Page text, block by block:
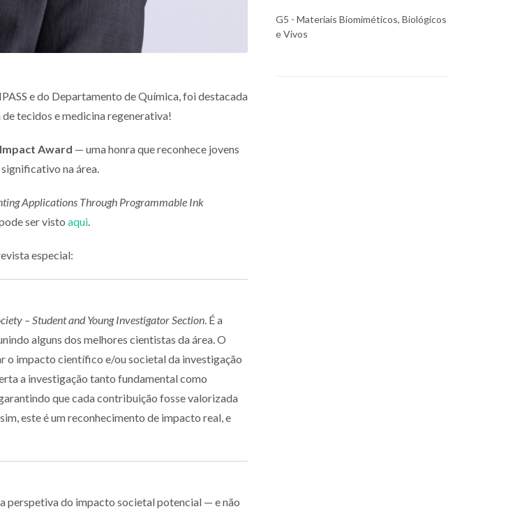
e do Departamento de Química, foi destacada
tecidos e medicina regenerativa!
Impact Award — uma honra que reconhece jovens
na área.
Applications Through Programmable Ink
ser visto aqui.
especial:
– Student and Young Investigator Section. É a
alguns dos melhores cientistas da área. O
o impacto científico e/ou societal da investigação
a investigação tanto fundamental como
que cada contribuição fosse valorizada
este é um reconhecimento de impacto real, e
perspetiva do impacto societal potencial — e não
G5 - Materiais Biomiméticos, Biológicos
e Vivos